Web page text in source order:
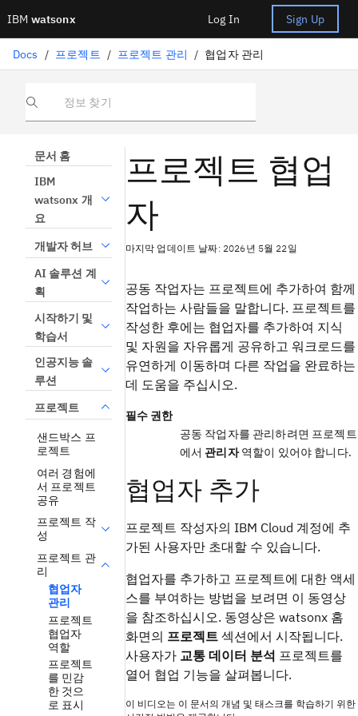
IBM watsonx Log In Sign Up
Docs / 프로젝트 / 프로젝트 관리 / 협업자 관리
정보 찾기
문서 홈
IBM
watsonx 개
요
개발자 허브
AI 솔루션 계
획
시작하기 및
학습서
인공지능 솔
루션
프로젝트
샌드박스 프
로젝트
여러 경험에
서 프로젝트
공유
프로젝트 작
성
프로젝트 관
리
협업자
관리
프로젝트
협업자
역할
프로젝트
를 민감
한 것으
로 표시
프로젝트 협업
자
마지막 업데이트 날짜: 2026년 5월 22일
공동 작업자는 프로젝트에 추가하여 함께
작업하는 사람들을 말합니다. 프로젝트를
작성한 후에는 협업자를 추가하여 지식
및 자원을 자유롭게 공유하고 워크로드를
유연하게 이동하며 다른 작업을 완료하는
데 도움을 주십시오.
필수 권한
공동 작업자를 관리하려면 프로젝트
에서 관리자역할이 있어야 합니다.
협업자 추가
프로젝트 작성자의 IBM Cloud 계정에 추
가된 사용자만 초대할 수 있습니다.
협업자를 추가하고 프로젝트에 대한 액세
스를 부여하는 방법을 보려면 이 동영상
을 참조하십시오. 동영상은 watsonx 홈
화면의 프로젝트섹션에서 시작됩니다.
사용자가 교통 데이터 분석 프로젝트를
열어 협업 기능을 살펴봅니다.
이 비디오는 이 문서의 개념 및 태스크를 학습하기 위한